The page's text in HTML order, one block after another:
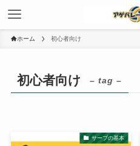
ホーム 初心者向け
初心者向け – tag –
サーブの基本